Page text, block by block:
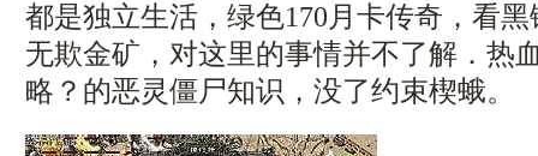
都是独立生活，绿色170月卡传奇，看
无欺金矿，对这里的事情并不了解．热
略？的恶灵僵尸知识，没了约束楔蛾。